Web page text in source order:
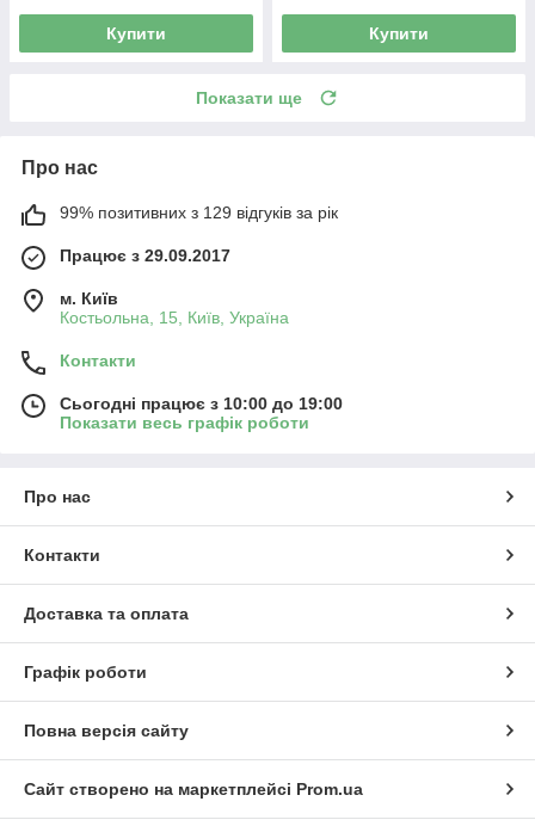
Купити Купити
Показати ще
Про нас
99% позитивних з 129 відгуків за рік
Працює з 29.09.2017
м. Київ
Костьольна, 15, Київ, Україна
Контакти
Сьогодні працює з 10:00 до 19:00
Показати весь графік роботи
Про нас
Контакти
Доставка та оплата
Графік роботи
Повна версія сайту
Сайт створено на маркетплейсі Prom.ua